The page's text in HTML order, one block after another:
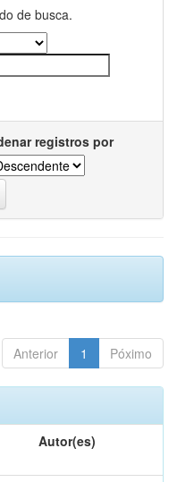
de busca.
registros por
Anterior 1 Póximo
Autor(es)